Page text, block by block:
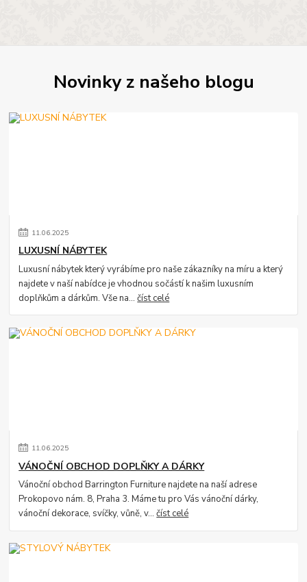
Novinky z našeho blogu
11.06.2025
LUXUSNÍ NÁBYTEK
Luxusní nábytek který vyrábíme pro naše zákazníky na míru a který
najdete v naší nabídce je vhodnou sočástí k našim luxusním
doplňkům a dárkům. Vše na...číst celé
11.06.2025
VÁNOČNÍ OBCHOD DOPLŇKY A DÁRKY
Vánoční obchod Barrington Furniture najdete na naší adrese
Prokopovo nám. 8, Praha 3. Máme tu pro Vás vánoční dárky,
vánoční dekorace, svíčky, vůně, v...číst celé